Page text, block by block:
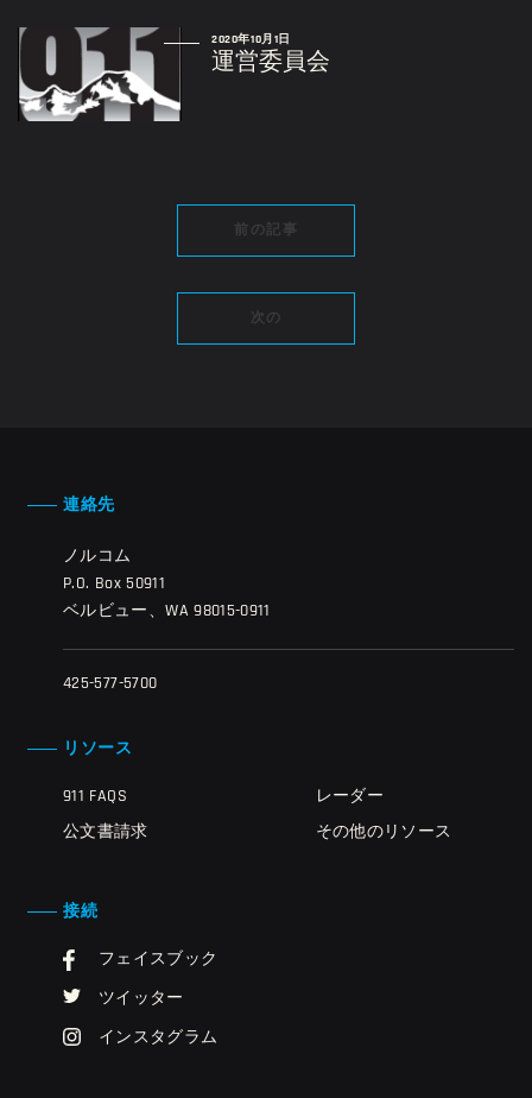
2020年10月1日
運営委員会
前の記事
次の
連絡先
ノルコム
P.O. Box 50911
ベルビュー、WA 98015-0911
425-577-5700
リソース
911 FAQS
公文書請求
レーダー
その他のリソース
接続
フェイスブック
ツイッター
インスタグラム